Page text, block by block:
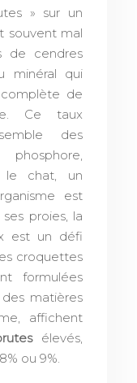
» sur un
souvent mal
de cendres
minéral qui
de
Ce taux
des
le chat, un
est
proies, la
est un défi
croquettes
formulées
matières
affichent
élevés,
ou 9%.